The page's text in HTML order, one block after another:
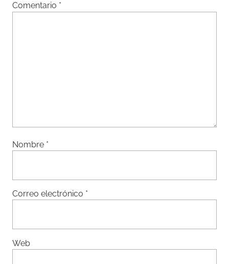
Comentario *
Nombre *
Correo electrónico *
Web